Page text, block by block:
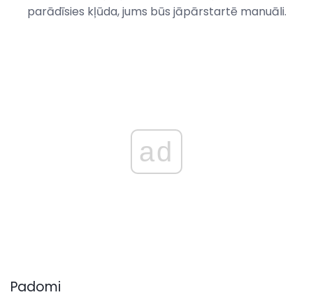
parādīsies kļūda, jums būs jāpārstartē manuāli.
ad
Padomi